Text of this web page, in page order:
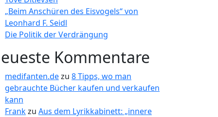
„Beim Anschüren des Eisvogels“ von
Leonhard F. Seidl
Die Politik der Verdrängung
Kommentare
medifanten.dezu 8 Tipps, wo man
gebrauchte Bücher kaufen und verkaufen
kann
Frankzu Aus dem Lyrikkabinett: „innere